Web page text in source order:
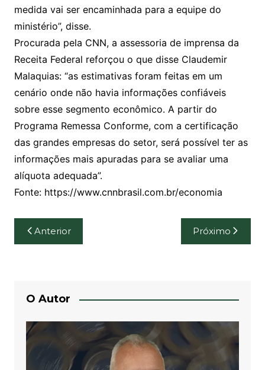
medida vai ser encaminhada para a equipe do
ministério”, disse.
Procurada pela CNN, a assessoria de imprensa da
Receita Federal reforçou o que disse Claudemir
Malaquias: “as estimativas foram feitas em um
cenário onde não havia informações confiáveis
sobre esse segmento econômico. A partir do
Programa Remessa Conforme, com a certificação
das grandes empresas do setor, será possível ter as
informações mais apuradas para se avaliar uma
alíquota adequada”.
Fonte: https://www.cnnbrasil.com.br/economia
Navegação
de
Anterior Próximo
O Autor